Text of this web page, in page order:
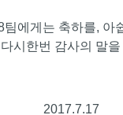
에게는 축하를, 아
시한번 감사의 말
2017.7.17